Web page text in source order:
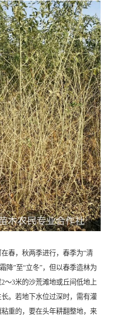
春，秋两季进行，春季为“清
降”至“立冬”，但以春季造林为
～3米的沙荒滩地或丘间低地上
。若地下水位过深时，需有灌
重的，要在头年耕翻整地，来